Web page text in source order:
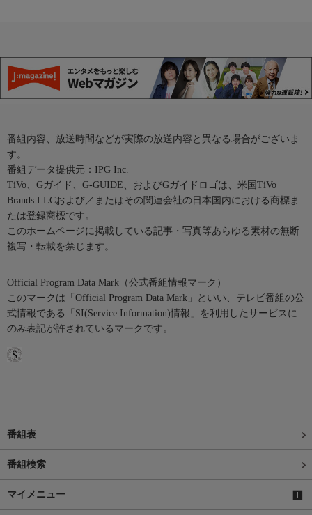
番組内容、放送時間などが実際の放送内容と異なる場合がございま
す。
番組データ提供元：IPG Inc.
TiVo、Gガイド、G-GUIDE、およびGガイドロゴは、米国TiVo
Brands LLCおよび／またはその関連会社の日本国内における商標ま
たは登録商標です。
このホームページに掲載している記事・写真等あらゆる素材の無断
複写・転載を禁じます。
Official Program Data Mark（公式番組情報マーク）
このマークは「Official Program Data Mark」といい、テレビ番組の公
式情報である「SI(Service Information)情報」を利用したサービスに
のみ表記が許されているマークです。
番組表
番組検索
マイメニュー